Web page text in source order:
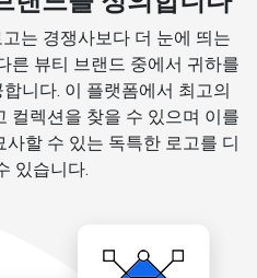
는 경쟁사보다 더 눈에 띄는
른 뷰티 브랜드 중에서 귀하를
니다. 이 플랫폼에서 최고의
컬렉션을 찾을 수 있으며 이를
할 수 있는 독특한 로고를 디
있습니다.